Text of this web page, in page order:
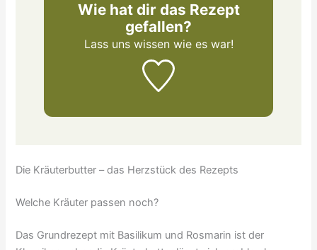
Wie hat dir das Rezept
gefallen?
Lass uns wissenwie es war!
Die Kräuterbutter – das Herzstück des Rezepts
Welche Kräuter passen noch?
Das Grundrezept mit Basilikum und Rosmarin ist der